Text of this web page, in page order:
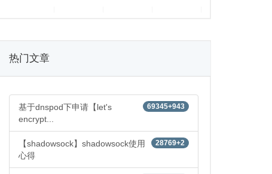
热门文章
69345+943
基于dnspod下申请【let's
encrypt...
28769+2
【shadowsock】shadowsock使用
心得